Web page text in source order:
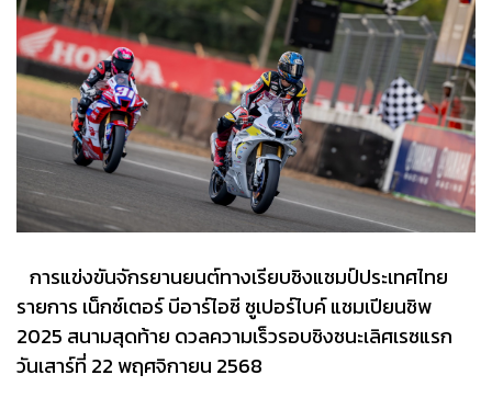
การแข่งขันจักรยานยนต์ทางเรียบชิงแชมป์ประเทศไทย
รายการ เน็กซ์เตอร์ บีอาร์ไอซี ซูเปอร์ไบค์ แชมเปียนชิพ
2025 สนามสุดท้าย ดวลความเร็วรอบชิงชนะเลิศเรซแรก
วันเสาร์ที่ 22 พฤศจิกายน 2568